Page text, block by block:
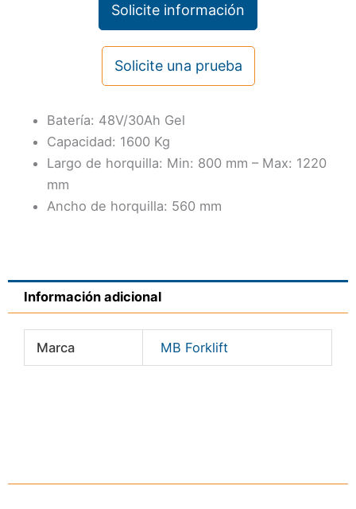
Solicite información
Solicite una prueba
Batería: 48V/30Ah Gel
Capacidad: 1600 Kg
Largo de horquilla: Min: 800 mm – Max: 1220
mm
Ancho de horquilla: 560 mm
Información adicional
Marca MB Forklift